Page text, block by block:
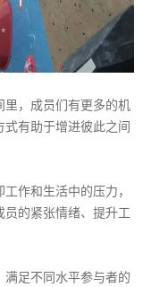
，成员们有更多的机
有助于增进彼此之间
作和生活中的压力，
的紧张情绪、提升工
足不同水平参与者的